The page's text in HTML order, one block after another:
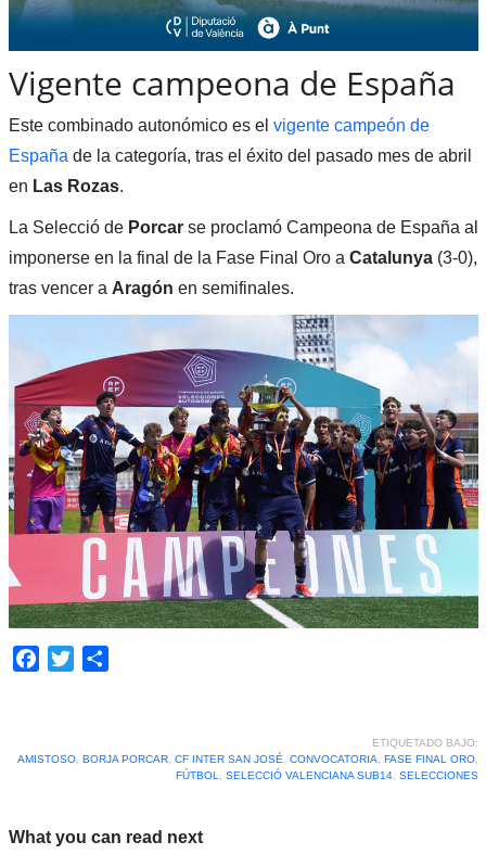
Vigente campeona de España
Este combinado autonómico es el vigente campeón de
España de la categoría, tras el éxito del pasado mes de abril
en Las Rozas.
La Selecció de Porcarse proclamó Campeona de España al
imponerse en la final de la Fase Final Oro a Catalunya(3-0),
tras vencer a Aragón en semifinales.
Facebook
Twitter
ETIQUETADO BAJO:
AMISTOSO, BORJA PORCAR, CF INTER SAN JOSÉ CONVOCATORIA FASE FINAL ORO,
FÚTBOL
SELECCIÓ VALENCIANA SUB14, SELECCIONES
What you can read next